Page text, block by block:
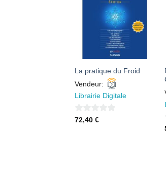
AJOUTER
À MES
FAVORIS
La pratique du Froid
Vendeur:
Librairie Digitale
0
72,40 €